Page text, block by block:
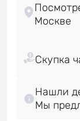
Нашли
Мы